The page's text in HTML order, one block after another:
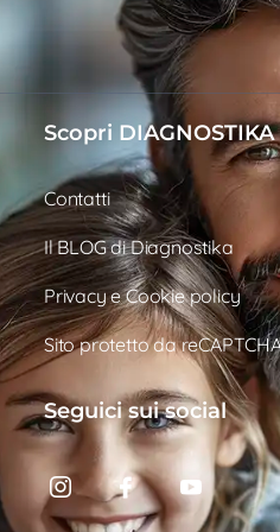
Scopri DIAGNOSTIKA
Contatti
Il BLOG di Diagnostika
Privacy e Cookie policy
Sito protetto da
Seguici sui social